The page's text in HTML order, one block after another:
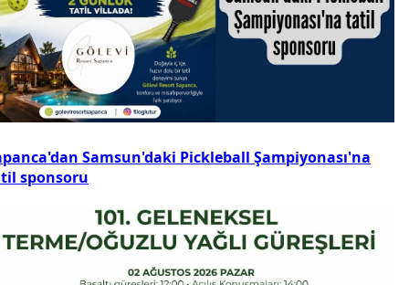
Samsun'daki Pickleball Şampiyonası'na
sponsoru